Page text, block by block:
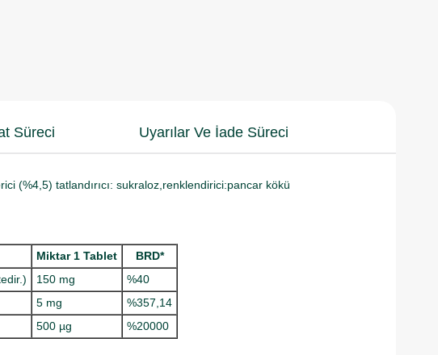
Süreci Uyarılar Ve İade Süreci
(%4,5) tatlandırıcı: sukraloz,renklendirici:pancar kökü
Miktar 1 Tablet
BRD*
150 mg
%40
5 mg
%357,14
500 µg %20000